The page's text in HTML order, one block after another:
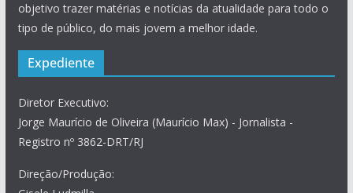
objetivo trazer matérias e notícias da atualidade para todo o
tipo de público, do mais jovem a melhor idade.
Expediente
Diretor Executivo:
Jorge Maurício de Oliveira (Maurício Max) - Jornalista -
Registro nº 3862-DRT/RJ
Direção/Produção: